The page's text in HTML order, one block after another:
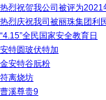
热烈祝贺我公司被评为
热烈庆祝我司被丽珠集团利
“4.15”全民国家安全教育日
安特圆玻伏特加
金安特谷朊粉
符离烧坊
曹溪尊贵9